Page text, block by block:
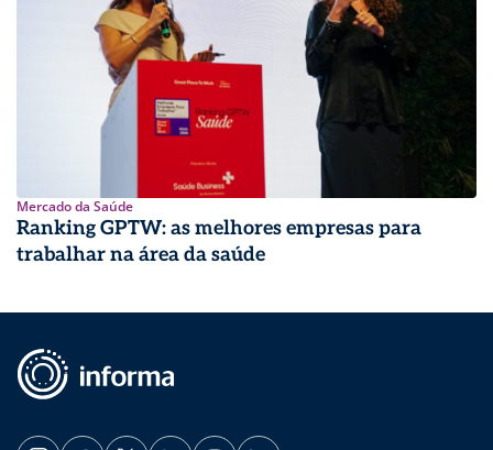
Mercado da Saúde
Ranking GPTW: as melhores empresas para
trabalhar na área da saúde